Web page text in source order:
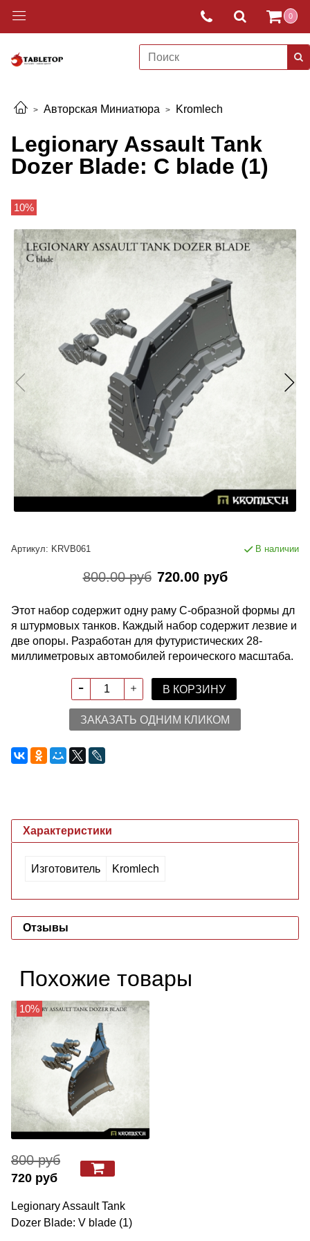
0
Авторская Миниатюра Kromlech
Legionary Assault Tank
Dozer Blade: C blade (1)
10%
Артикул: KRVB061 В наличии
800.00 руб 720.00 руб
Этот набор содержит одну раму C-образной формы дл
я штурмовых танков. Каждый набор содержит лезвие и
две опоры. Разработан для футуристических 28-
миллиметровых автомобилей героического масштаба.
В КОРЗИНУ
ЗАКАЗАТЬ ОДНИМ КЛИКОМ
Характеристики
Изготовитель Kromlech
Отзывы
Похожие товары
10%
800 руб
720 руб
Legionary Assault Tank
Dozer Blade: V blade (1)